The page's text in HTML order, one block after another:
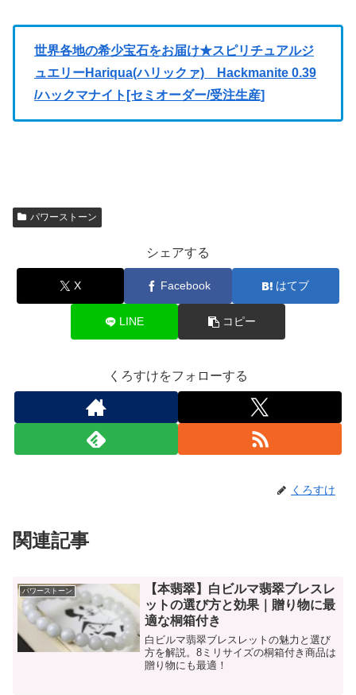
世界各地の希少宝石をお届け★スピリチュアルジ
ュエリーHariqua(ハリックァ) Hackmanite 0.39
/ハックマナイト[セミオーダー/受注生産]
パワーストーン
シェアする
X Facebook はてブ
LINE コピー
くろすけをフォローする
くろすけ
関連記事
パワーストーン
【本翡翠】白ビルマ翡翠ブレスレ
ットの選び方と効果｜贈り物に最
適な桐箱付き
白ビルマ翡翠ブレスレットの魅力と選び
方を解説。8ミリサイズの桐箱付き商品は
贈り物にも最適！